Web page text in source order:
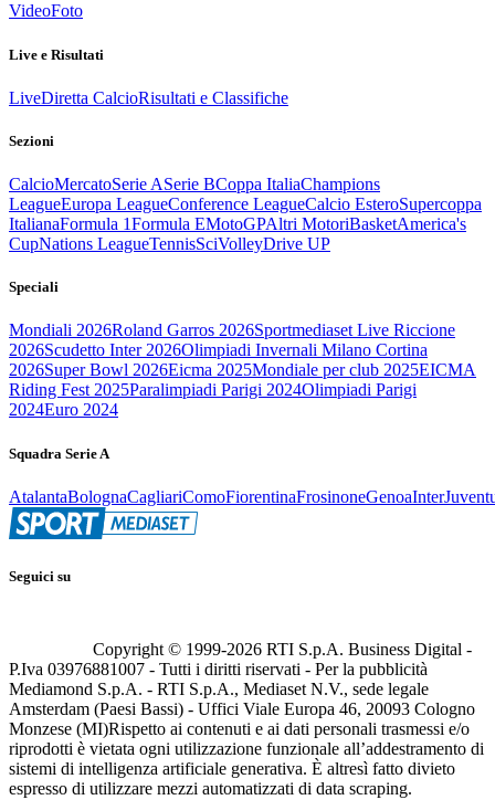
VideoFoto
Live e Risultati
LiveDiretta CalcioRisultati e Classifiche
Sezioni
CalcioMercatoSerie ASerie BCoppa ItaliaChampions
LeagueEuropa LeagueConference LeagueCalcio EsteroSupercoppa
ItalianaFormula 1Formula EMotoGPAltri MotoriBasketAmerica's
CupNations LeagueTennisSciVolleyDrive UP
Speciali
Mondiali 2026Roland Garros 2026Sportmediaset Live Riccione
2026Scudetto Inter 2026Olimpiadi Invernali Milano Cortina
2026Super Bowl 2026Eicma 2025Mondiale per club 2025EICMA
Riding Fest 2025Paralimpiadi Parigi 2024Olimpiadi Parigi
2024Euro 2024
Squadra Serie A
AtalantaBolognaCagliariComoFiorentinaFrosinoneGenoaInter
Seguici su
Copyright © 1999-2026 RTI S.p.A. Business Digital -
P.Iva 03976881007 - Tutti i diritti riservati - Per la pubblicità
Mediamond S.p.A. - RTI S.p.A., Mediaset N.V., sede legale
Amsterdam (Paesi Bassi) - Uffici Viale Europa 46, 20093 Cologno
Monzese (MI)Rispetto ai contenuti e ai dati personali trasmessi e/o
riprodotti è vietata ogni utilizzazione funzionale all’addestramento di
sistemi di intelligenza artificiale generativa. È altresì fatto divieto
espresso di utilizzare mezzi automatizzati di data scraping.